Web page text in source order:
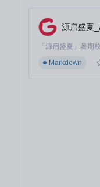
源启盛夏
Markdown